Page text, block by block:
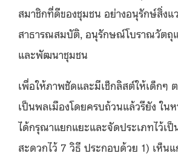
สมาชิกที่ดีของชุมชน อย่างอนุรักษ์สิ่งแ
สาธารณสมบัติ, อนุรักษณ์โบราณวัตถุ
และพัฒนาชุมชน
เพื่อให้ภาพชัดและมีเช็กลิสต์ให้เด็กๆ
เป็นพลเมืองโดยครบถ้วนแล้วรึยัง ใน
ได้กรุณาแยกแยะและจัดประเภทไว้เ
สะดวกไว้ 7 วิธี ประกอบด้วย 1) เห็น